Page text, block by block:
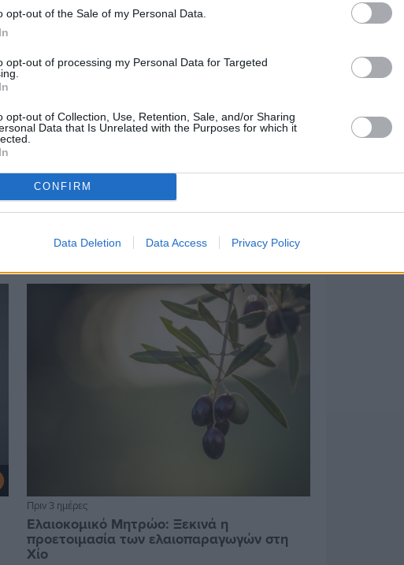
opt-out of the Sale of my Personal Data.
opt-out of processing my Personal Data for Targeted
opt-out of Collection, Use, Retention, Sale, and/or Sharing
Data that Is Unrelated with the Purposes for which it
CONFIRM
Data Deletion Data Access Privacy Policy
Viber ομάδα μας και δείτε όλες τις ειδήσεις από
Πριν 3 ημέρες
Ελαιοκομικό Μητρώο: Ξεκινά η
προετοιμασία των ελαιοπαραγωγών στη
Χίο